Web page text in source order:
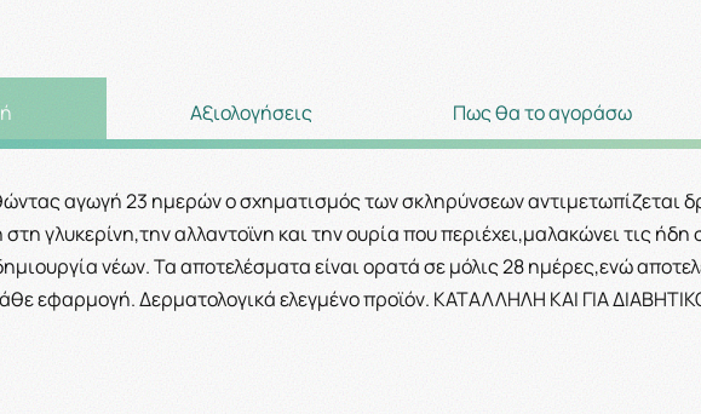
Αξιολογήσεις Πως θα το αγοράσω
αγωγή 23 ημερών ο σχηματισμός των σκληρύνσεων αντιμετωπίζεται
γλυκερίνη,την αλλαντοϊνη και την ουρία που περιέχει,μαλακώνει τις ήδη
νέων. Τα αποτελέσματα είναι ορατά σε μόλις 28 ημέρες,ενώ
εφαρμογή. Δερματολογικά ελεγμένο προϊόν. ΚΑΤΑΛΛΗΛΗ ΚΑΙ ΓΙΑ